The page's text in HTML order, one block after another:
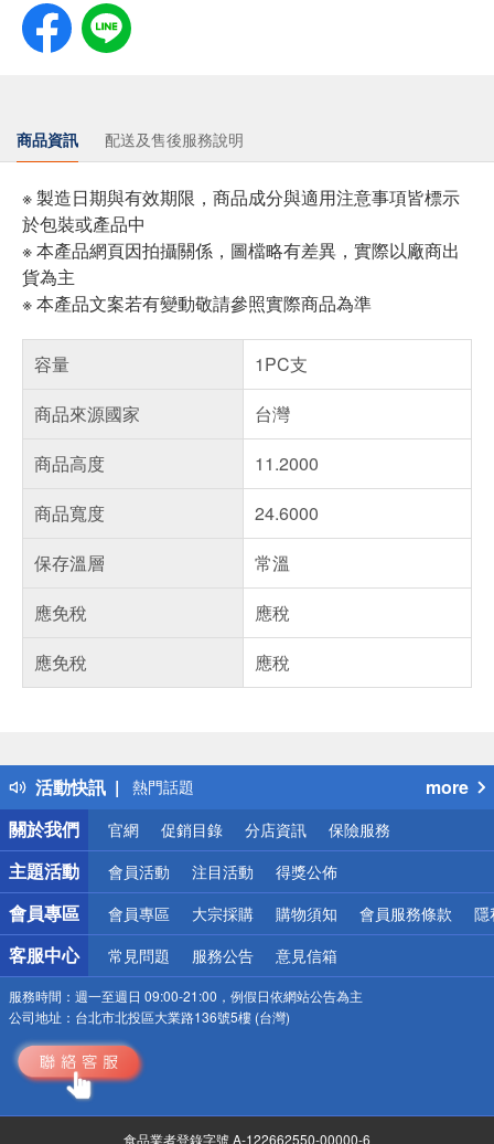
商品資訊 配送及售後服務說明
※ 製造日期與有效期限，商品成分與適用注意事項皆標示
於包裝或產品中
※ 本產品網頁因拍攝關係，圖檔略有差異，實際以廠商出
貨為主
※ 本產品文案若有變動敬請參照實際商品為準
容量
1PC支
商品來源國家
台灣
商品高度
11.2000
商品寬度
24.6000
保存溫層
常溫
應免稅
應稅
應免稅
應稅
活動快訊
得獎公告
熱門話題
銀行優惠
偏遠地區配送
詐騙網頁！請小心！
more
關於我們
官網 促銷目錄 分店資訊 保險服務
主題活動 會員活動 注目活動 得獎公佈
會員專區 會員專區 大宗採購 購物須知 會員服務條款 隱
客服中心 常見問題 服務公告 意見信箱
服務時間： 週一至週日 09:00-21:00，例假日依網站公告為主
公司地址： 台北市北投區大業路136號5樓 (台灣)
食品業者登錄字號 A-122662550-00000-6